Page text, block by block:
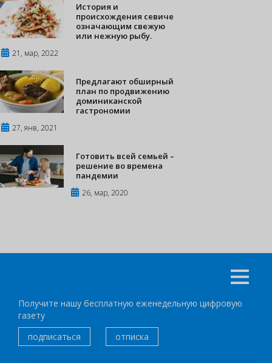
История и
происхождения севиче
означающим свежую
или нежную рыбу.
21, мар, 2022
Предлагают обширный
план по продвижению
доминиканской
гастрономии
27, янв, 2021
Готовить всей семьей –
решение во времена
пандемии
26, мар, 2020
Получите нашу бесплатную еженедельную цифровую
газету
подписаться
отписка